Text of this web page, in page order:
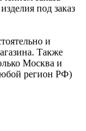
под заказ
и
Также
Москва и
регион РФ)